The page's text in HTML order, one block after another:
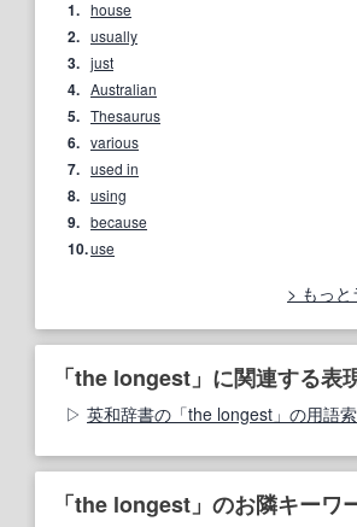
1. house
2. usually
3. just
4. Australian
5. Thesaurus
6. various
7. used in
8. using
9. because
10.use
もっ
「the longest」に関連する表
英和辞書の「the longest」の用語
「the longest」のお隣キーワ